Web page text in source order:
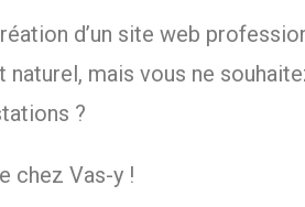
d’un site web
mais vous ne
?
chez Vas-y !